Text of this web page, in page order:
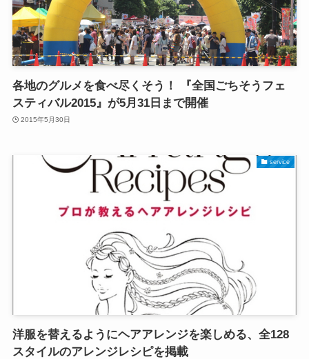
各地のグルメを食べ尽くそう！ 『全国ごちそうフェ
スティバル2015』が5月31日まで開催
2015年5月30日
service
洋服を替えるようにヘアアレンジを楽しめる、全128
スタイルのアレンジレシピを掲載